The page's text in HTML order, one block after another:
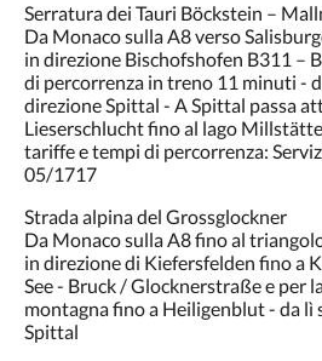
Serratura dei Tauri Böckstein –
Da Monaco sulla A8 verso
in direzione Bischofshofen B311 –
di percorrenza in treno 11 minuti -
direzione Spittal - A Spittal passa
Lieserschlucht fino al lago
tariffe e tempi di percorrenza:
05/1717
Strada alpina del Grossglockner
Da Monaco sulla A8 fino al
in direzione di Kiefersfelden fino a
See - Bruck / Glocknerstraße e per
montagna fino a Heiligenblut - da lì
Spittal